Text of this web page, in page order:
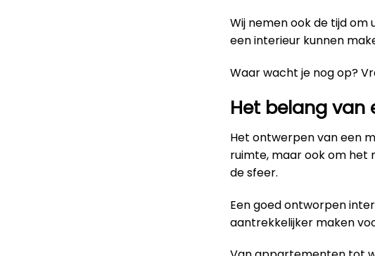
Wij nemen ook de tijd om
een interieur kunnen
Waar wacht je nog op?
Het belang van
Het ontwerpen van een
ruimte, maar ook om het
de sfeer.
Een goed ontworpen
aantrekkelijker maken